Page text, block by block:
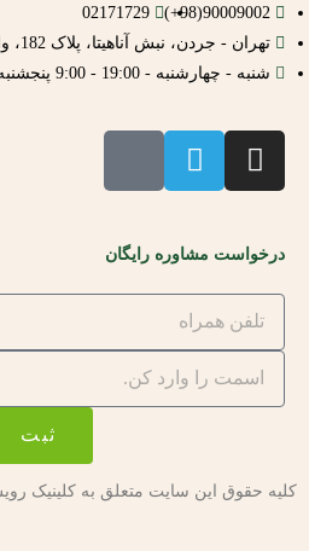
90009002(98+)
02171729
تهران - جردن، نبش آناهیتا، پلاک 182، واحد 12
شنبه - چهارشنبه - 19:00 - 9:00 پنجشنبه - 14:30 - 9:00
درخواست مشاوره رایگان
ثبت
کلیه حقوق این سایت متعلق به کلینیک